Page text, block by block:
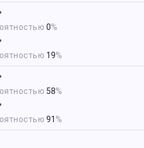
0%
19%
58%
91 %